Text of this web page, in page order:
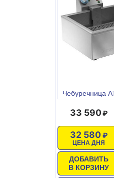
Чебуречница
33 590
ЦЕНА ДНЯ
32 580
ДОБАВИТЬ
В КОРЗИНУ